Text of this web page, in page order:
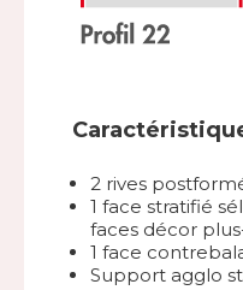
2 rives
1 face stratifié
faces décor
1 face
Support agglo